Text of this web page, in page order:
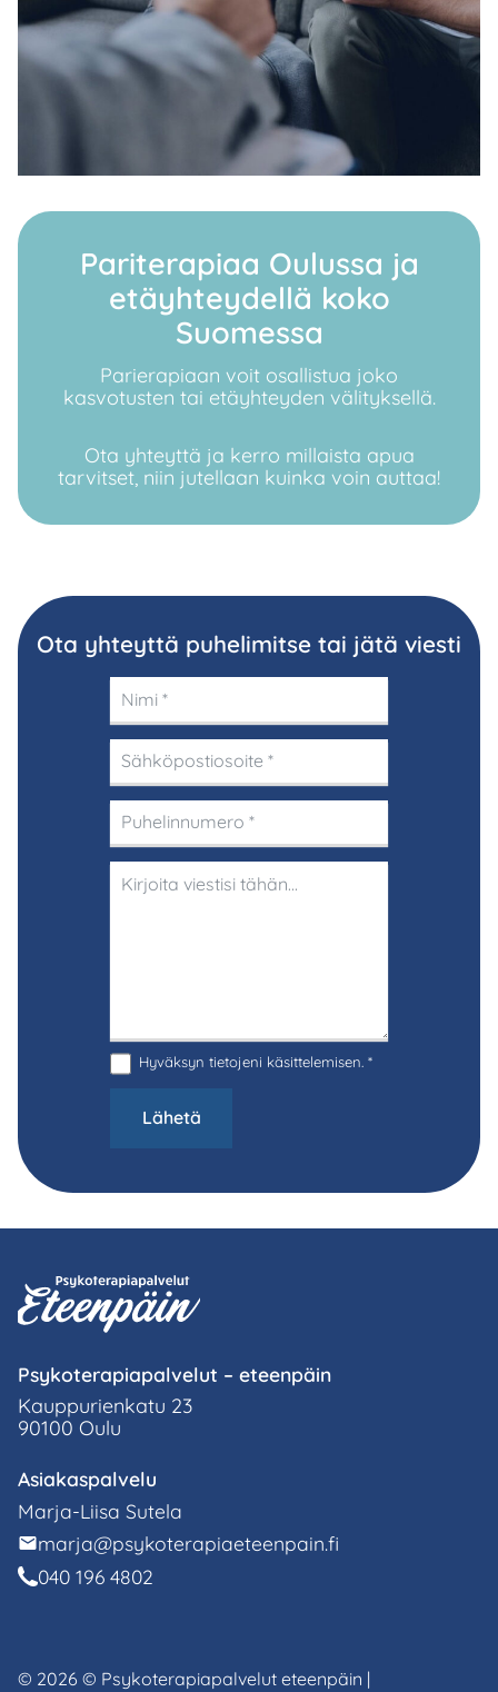
Pariterapiaa Oulussa ja
etäyhteydellä koko
Suomessa
Parierapiaan voit osallistua joko
kasvotusten tai etäyhteyden välityksellä.
Ota yhteyttä ja kerro millaista apua
tarvitset, niin jutellaan kuinka voin auttaa!
Ota yhteyttä puhelimitse tai jätä viesti
Hyväksyn tietojeni käsittelemisen. *
Lähetä
Psykoterapiapalvelut – eteenpäin
Kauppurienkatu 23
90100 Oulu
Asiakaspalvelu
Marja-Liisa Sutela
marja@psykoterapiaeteenpain.fi
040 196 4802
© 2026 © Psykoterapiapalvelut eteenpäin |